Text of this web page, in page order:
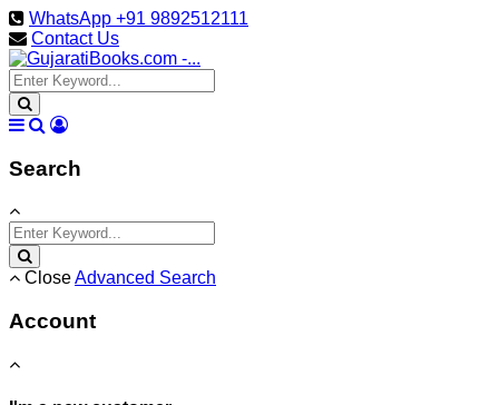
WhatsApp +91 9892512111
Contact Us
Search
CloseAdvanced Search
Account